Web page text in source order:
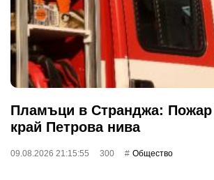
Пламъци в Странджа: Пожар
край Петрова нива
09.08.2026 21:15:55 300 Общество